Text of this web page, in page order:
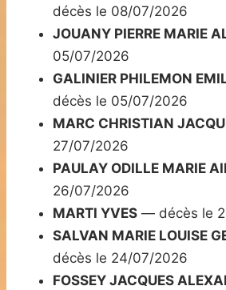
décès le 08/07/2026
JOUANY PIERRE MARIE
05/07/2026
GALINIER PHILEMON
décès le 05/07/2026
MARC CHRISTIAN
27/07/2026
PAULAY ODILLE MARIE
26/07/2026
MARTI YVES — décès le
SALVAN MARIE LOUISE
décès le 24/07/2026
FOSSEY JACQUES